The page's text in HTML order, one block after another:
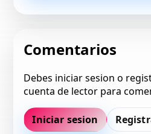
Comentarios
Debes iniciar sesion o
cuenta de lector para
Iniciar sesion